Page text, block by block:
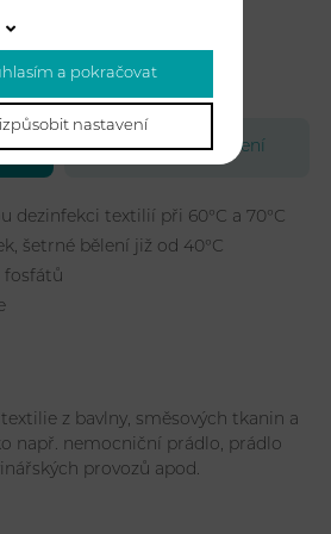
Soubory ke stažení
dezinfekci textilií při 60°C a 70°C
šetrné bělení již od 40°C
fosfátů
z bavlny, směsových tkanin a
např. nemocniční prádlo, prádlo
provozů apod.
a pokračovat
nastavení